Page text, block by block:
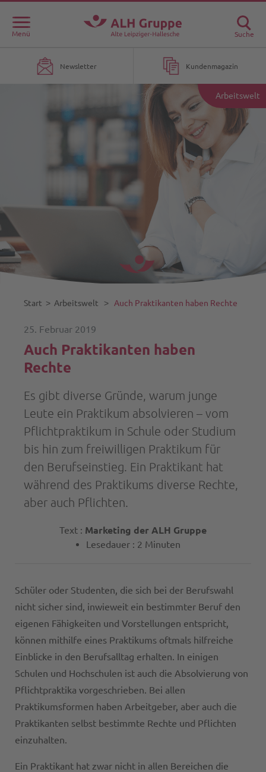
Menü Suche
Newsletter Kundenmagazin
Arbeitswelt
Start ˃ Arbeitswelt ˃ Auch Praktikanten haben Rechte
25. Februar 2019
Auch Praktikanten haben
Rechte
Es gibt diverse Gründe, warum junge
Leute ein Praktikum absolvieren – vom
Pflichtpraktikum in Schule oder Studium
bis hin zum freiwilligen Praktikum für
den Berufseinstieg. Ein Praktikant hat
während des Praktikums diverse Rechte,
aber auch Pflichten.
Text : Marketing der ALH Gruppe
Lesedauer : 2 Minuten
Schüler oder Studenten, die sich bei der Berufswahl
nicht sicher sind, inwieweit ein bestimmter Beruf den
eigenen Fähigkeiten und Vorstellungen entspricht,
können mithilfe eines Praktikums oftmals hilfreiche
Einblicke in den Berufsalltag erhalten. In einigen
Schulen und Hochschulen ist auch die Absolvierung von
Pflichtpraktika vorgeschrieben. Bei allen
Praktikumsformen haben Arbeitgeber, aber auch die
Praktikanten selbst bestimmte Rechte und Pflichten
einzuhalten.
Ein Praktikant hat zwar nicht in allen Bereichen die